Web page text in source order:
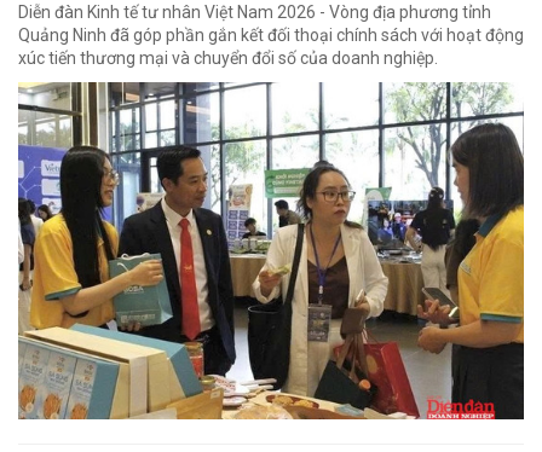
Diễn đàn Kinh tế tư nhân Việt Nam 2026 - Vòng địa phương tỉnh
Quảng Ninh đã góp phần gắn kết đối thoại chính sách với hoạt động
xúc tiến thương mại và chuyển đổi số của doanh nghiệp.